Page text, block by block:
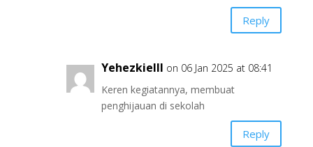
Reply
Yehezkielll on 06 Jan 2025 at 08:41
Keren kegiatannya, membuat
penghijauan di sekolah
Reply